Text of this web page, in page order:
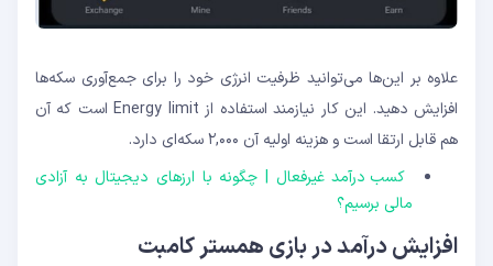
علاوه بر این‌ها می‌توانید ظرفیت انرژی خود را برای جمع‌آوری سکه‌ها
افزایش دهید. این کار نیازمند استفاده از Energy limit است که آن
هم قابل ارتقا است و هزینه اولیه آن ۲,۰۰۰ سکه‌ای دارد.
کسب درآمد غیرفعال | چگونه با ارزهای دیجیتال به آزادی
مالی برسیم؟
افزایش درآمد در بازی همستر کامبت